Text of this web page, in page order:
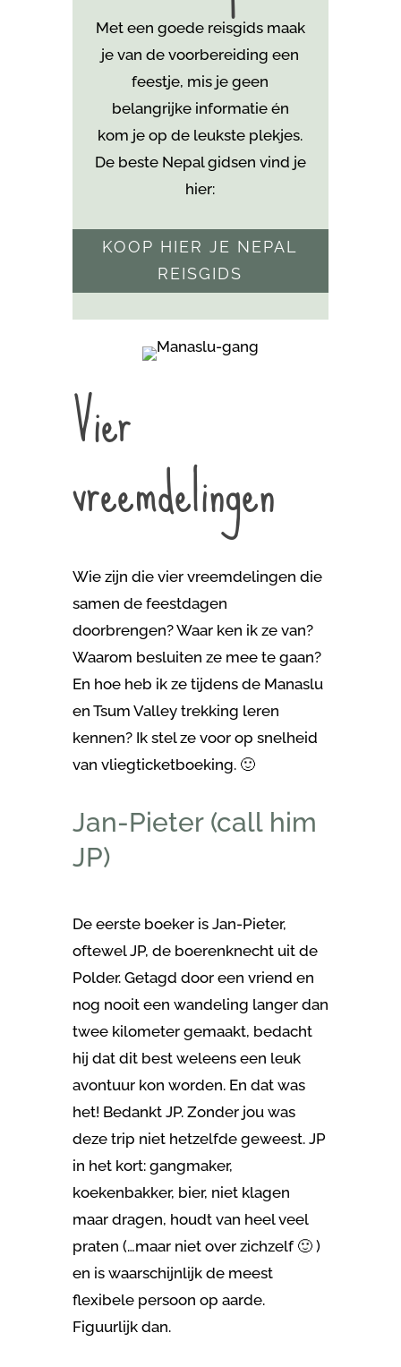
Met een goede reisgids maak
je van de voorbereiding een
feestje, mis je geen
belangrijke informatie én
kom jeop de leukste plekjes.
De beste Nepal gidsen vind je
hier:
KOOP HIER JE NEPAL
REISGIDS
Vier
vreemdelingen
Wie zijn die vier vreemdelingen die
samen de feestdagen
doorbrengen? Waar ken ik ze van?
Waarom besluiten ze mee te gaan?
En hoe heb ik ze tijdens de Manaslu
en Tsum Valley trekking leren
kennen? Ik stel ze voor op snelheid
van vliegticketboeking. 🙂
Jan-Pieter (call him
JP)
De eerste boeker is Jan-Pieter,
oftewel JP, de boerenknecht uit de
Polder. Getagd door een vriend en
nog nooit een wandeling langer dan
twee kilometer gemaakt, bedacht
hij dat dit best weleens een leuk
avontuur kon worden. En dat was
het! Bedankt JP. Zonder jou was
deze trip niet hetzelfde geweest. JP
in het kort: gangmaker,
koekenbakker, bier, niet klagen
maar dragen, houdt van heel veel
praten (…maar niet over zichzelf 🙂 )
en is waarschijnlijk de meest
flexibele persoon op aarde.
Figuurlijk dan.